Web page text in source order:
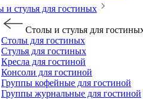
и стулья для гостиных
Столы и стулья для
Столы для гостиных
Стулья для гостиных
Кресла для гостиной
Консоли для гостиной
Группы кофейные для гостиной
Группы журнальные для гостиной